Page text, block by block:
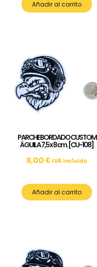
Añadir al carrito
PARCHE BORDADO CUSTOM
ÁGUILA 7,5 x 8 cm. [CU-108]
8,00 € IVA incluído
Añadir al carrito